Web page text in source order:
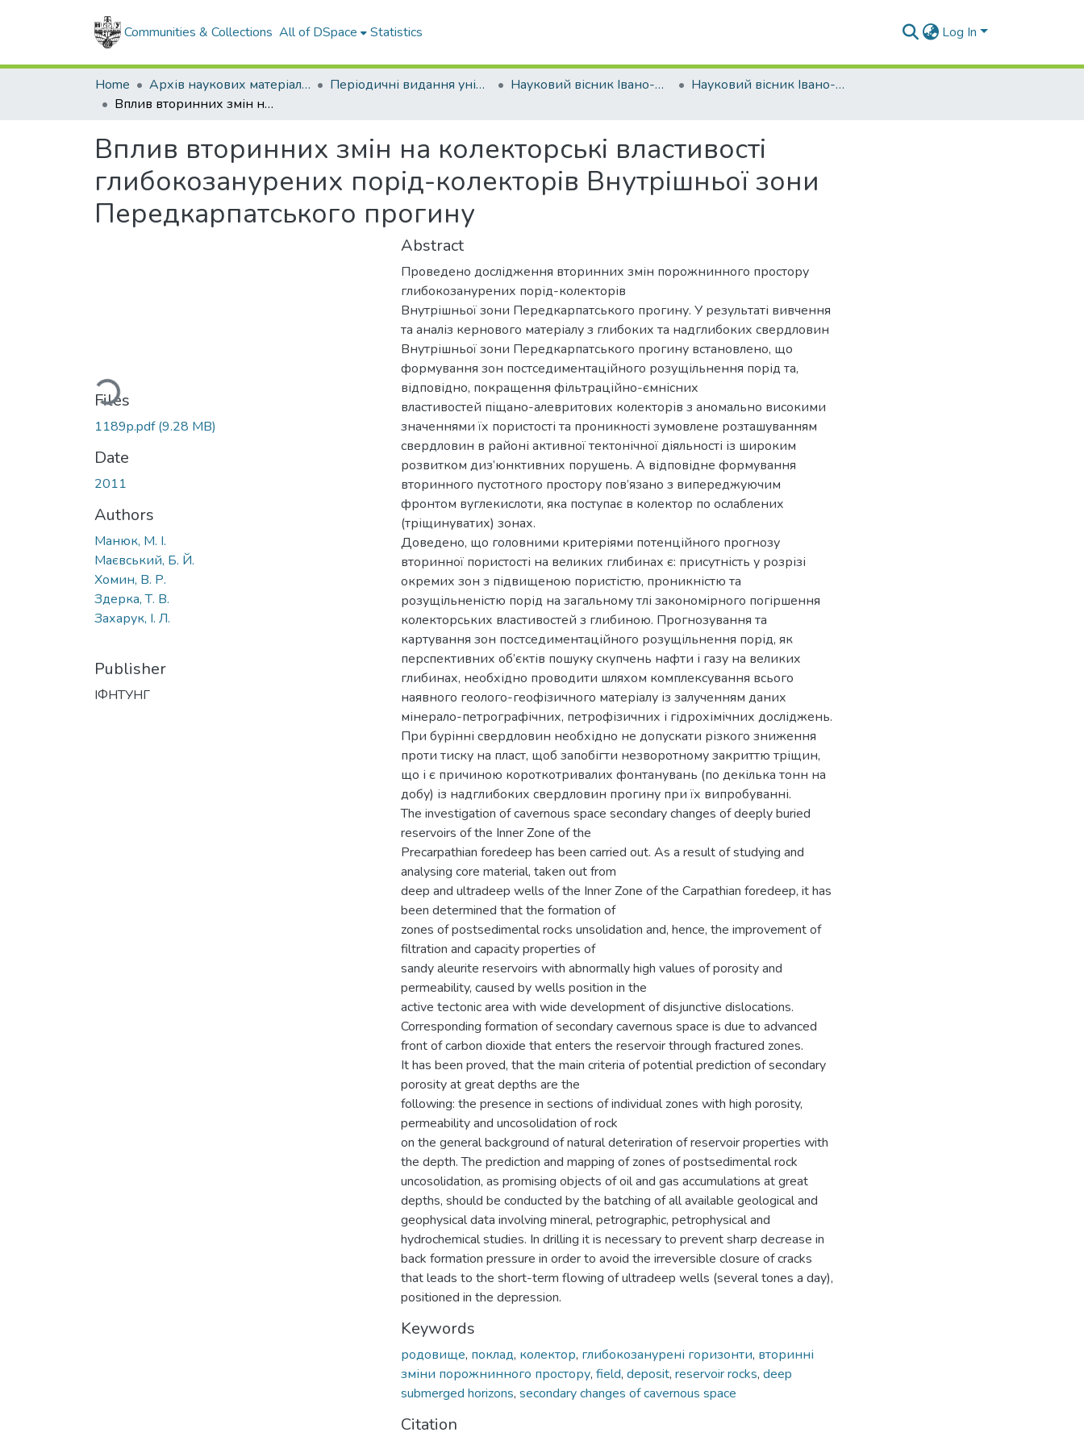
Communities & Collections All of DSpace Statistics Log In
Home Архів наукових матеріалів Періодичні видання університету Науковий вісник Івано-Франківського національного технічного університету нафти і газу
Науковий вісник Івано-Франківського національного технічного університету нафти і газу - 2011 - №2
Вплив вторинних змін на колекторські властивості глибокозанурених порід-колекторів Внутрішньої зони Передкарпатського прогину
Вплив вторинних змін на колекторські властивості
глибокозанурених порід-колекторів Внутрішньої зони
Передкарпатського прогину
Loading...
Files
1189p.pdf(9.28 MB)
Date
2011
Authors
Манюк, М. І.
Маєвський, Б. Й.
Хомин, В. Р.
Здерка, Т. В.
Захарук, І. Л.
Publisher
ІФНТУНГ
Abstract
Проведено дослідження вторинних змін порожнинного простору
глибокозанурених порід-колекторів
Внутрішньої зони Передкарпатського прогину. У результаті вивчення
та аналіз кернового матеріалу з глибоких та надглибоких свердловин
Внутрішньої зони Передкарпатського прогину встановлено, що
формування зон постседиментаційного розущільнення порід та,
відповідно, покращення фільтраційно-ємнісних
властивостей піщано-алевритових колекторів з аномально високими
значеннями їх пористості та проникності зумовлене розташуванням
свердловин в районі активної тектонічної діяльності із широким
розвитком диз’юнктивних порушень. А відповідне формування
вторинного пустотного простору пов’язано з випереджуючим
фронтом вуглекислоти, яка поступає в колектор по ослаблених
(тріщинуватих) зонах.
Доведено, що головними критеріями потенційного прогнозу
вторинної пористості на великих глибинах є: присутність у розрізі
окремих зон з підвищеною пористістю, проникністю та
розущільненістю порід на загальному тлі закономірного погіршення
колекторських властивостей з глибиною. Прогнозування та
картування зон постседиментаційного розущільнення порід, як
перспективних об’єктів пошуку скупчень нафти і газу на великих
глибинах, необхідно проводити шляхом комплексування всього
наявного геолого-геофізичного матеріалу із залученням даних
мінерало-петрографічних, петрофізичних і гідрохімічних досліджень.
При бурінні свердловин необхідно не допускати різкого зниження
проти тиску на пласт, щоб запобігти незворотному закриттю тріщин,
що і є причиною короткотривалих фонтанувань (по декілька тонн на
добу) із надглибоких свердловин прогину при їх випробуванні.
The investigation of cavernous space secondary changes of deeply buried
reservoirs of the Inner Zone of the
Precarpathian foredeep has been carried out. As a result of studying and
analysing core material, taken out from
deep and ultradeep wells of the Inner Zone of the Carpathian foredeep, it has
been determined that the formation of
zones of postsedimental rocks unsolidation and, hence, the improvement of
filtration and capacity properties of
sandy aleurite reservoirs with abnormally high values of porosity and
permeability, caused by wells position in the
active tectonic area with wide development of disjunctive dislocations.
Corresponding formation of secondary cavernous space is due to advanced
front of carbon dioxide that enters the reservoir through fractured zones.
It has been proved, that the main criteria of potential prediction of secondary
porosity at great depths are the
following: the presence in sections of individual zones with high porosity,
permeability and uncosolidation of rock
on the general background of natural deteriration of reservoir properties with
the depth. The prediction and mapping of zones of postsedimental rock
uncosolidation, as promising objects of oil and gas accumulations at great
depths, should be conducted by the batching of all available geological and
geophysical data involving mineral, petrographic, petrophysical and
hydrochemical studies. In drilling it is necessary to prevent sharp decrease in
back formation pressure in order to avoid the irreversible closure of cracks
that leads to the short-term flowing of ultradeep wells (several tones a day),
positioned in the depression.
Keywords
родовище, поклад, колектор, глибокозанурені горизонти, вторинні
зміни порожнинного простору, field, deposit, reservoir rocks, deep
submerged horizons, secondary changes of cavernous space
Citation